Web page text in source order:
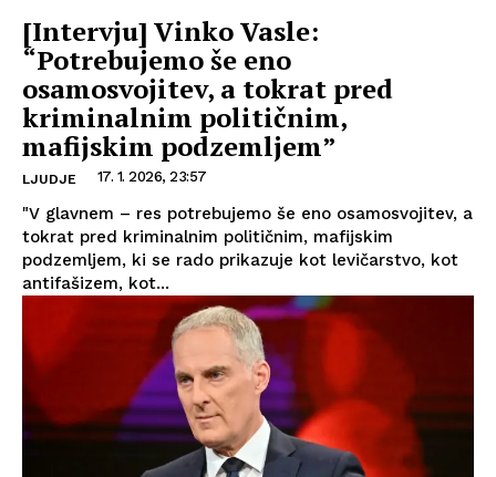
[Intervju] Vinko Vasle:
“Potrebujemo še eno
osamosvojitev, a tokrat pred
kriminalnim političnim,
mafijskim podzemljem”
LJUDJE 17. 1. 2026, 23:57
"V glavnem – res potrebujemo še eno osamosvojitev, a
tokrat pred kriminalnim političnim, mafijskim
podzemljem, ki se rado prikazuje kot levičarstvo, kot
antifašizem, kot...